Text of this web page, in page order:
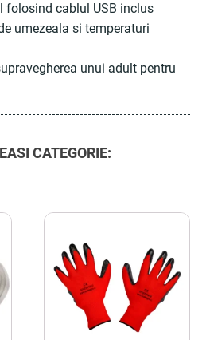
folosind cablul USB inclus
umezeala si temperaturi
unui adult pentru
CATEGORIE: